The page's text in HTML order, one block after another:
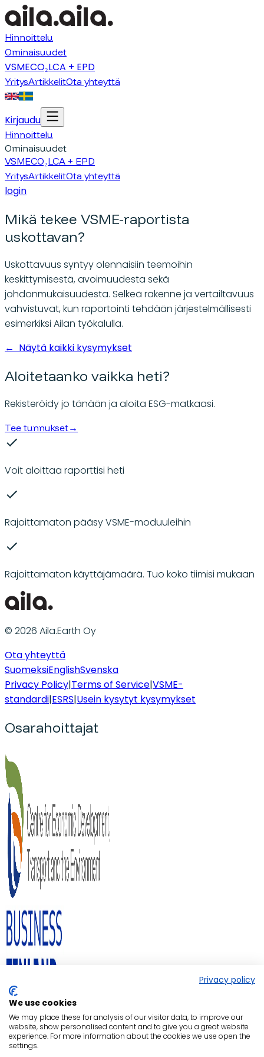
Hinnoittelu
Ominaisuudet
VSMECO₂LCA + EPD
YritysArtikkelitOta yhteyttä
Kirjaudu
Hinnoittelu
Ominaisuudet
VSMECO₂LCA + EPD
YritysArtikkelitOta yhteyttä
login
Mikä tekee VSME-raportista
uskottavan?
Uskottavuus syntyy olennaisiin teemoihin
keskittymisestä, avoimuudesta sekä
johdonmukaisuudesta. Selkeä rakenne ja vertailtavuus
vahvistuvat, kun raportointi tehdään järjestelmällisesti
esimerkiksi Ailan työkalulla.
← Näytä kaikki kysymykset
Aloitetaanko vaikka heti?
Rekisteröidy jo tänään ja aloita ESG-matkaasi.
Tee tunnukset→
Voit aloittaa raporttisi heti
Rajoittamaton pääsy VSME-moduuleihin
Rajoittamaton käyttäjämäärä. Tuo koko tiimisi mukaan
© 2026 Aila.Earth Oy
Ota yhteyttä
SuomeksiEnglishSvenska
Privacy Policy|Terms of Service|VSME-
standardi|ESRS|Usein kysytyt kysymykset
Osarahoittajat
Privacy policy
We use cookies
We may place these for analysis of our visitor data, to improve our
website, show personalised content and to give you a great website
experience. For more information about the cookies we use open the
settings.